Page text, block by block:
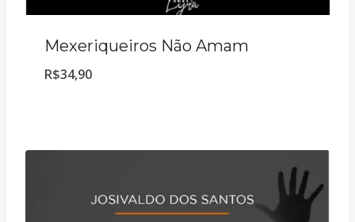
Mexeriqueiros Não Amam
R$34,90